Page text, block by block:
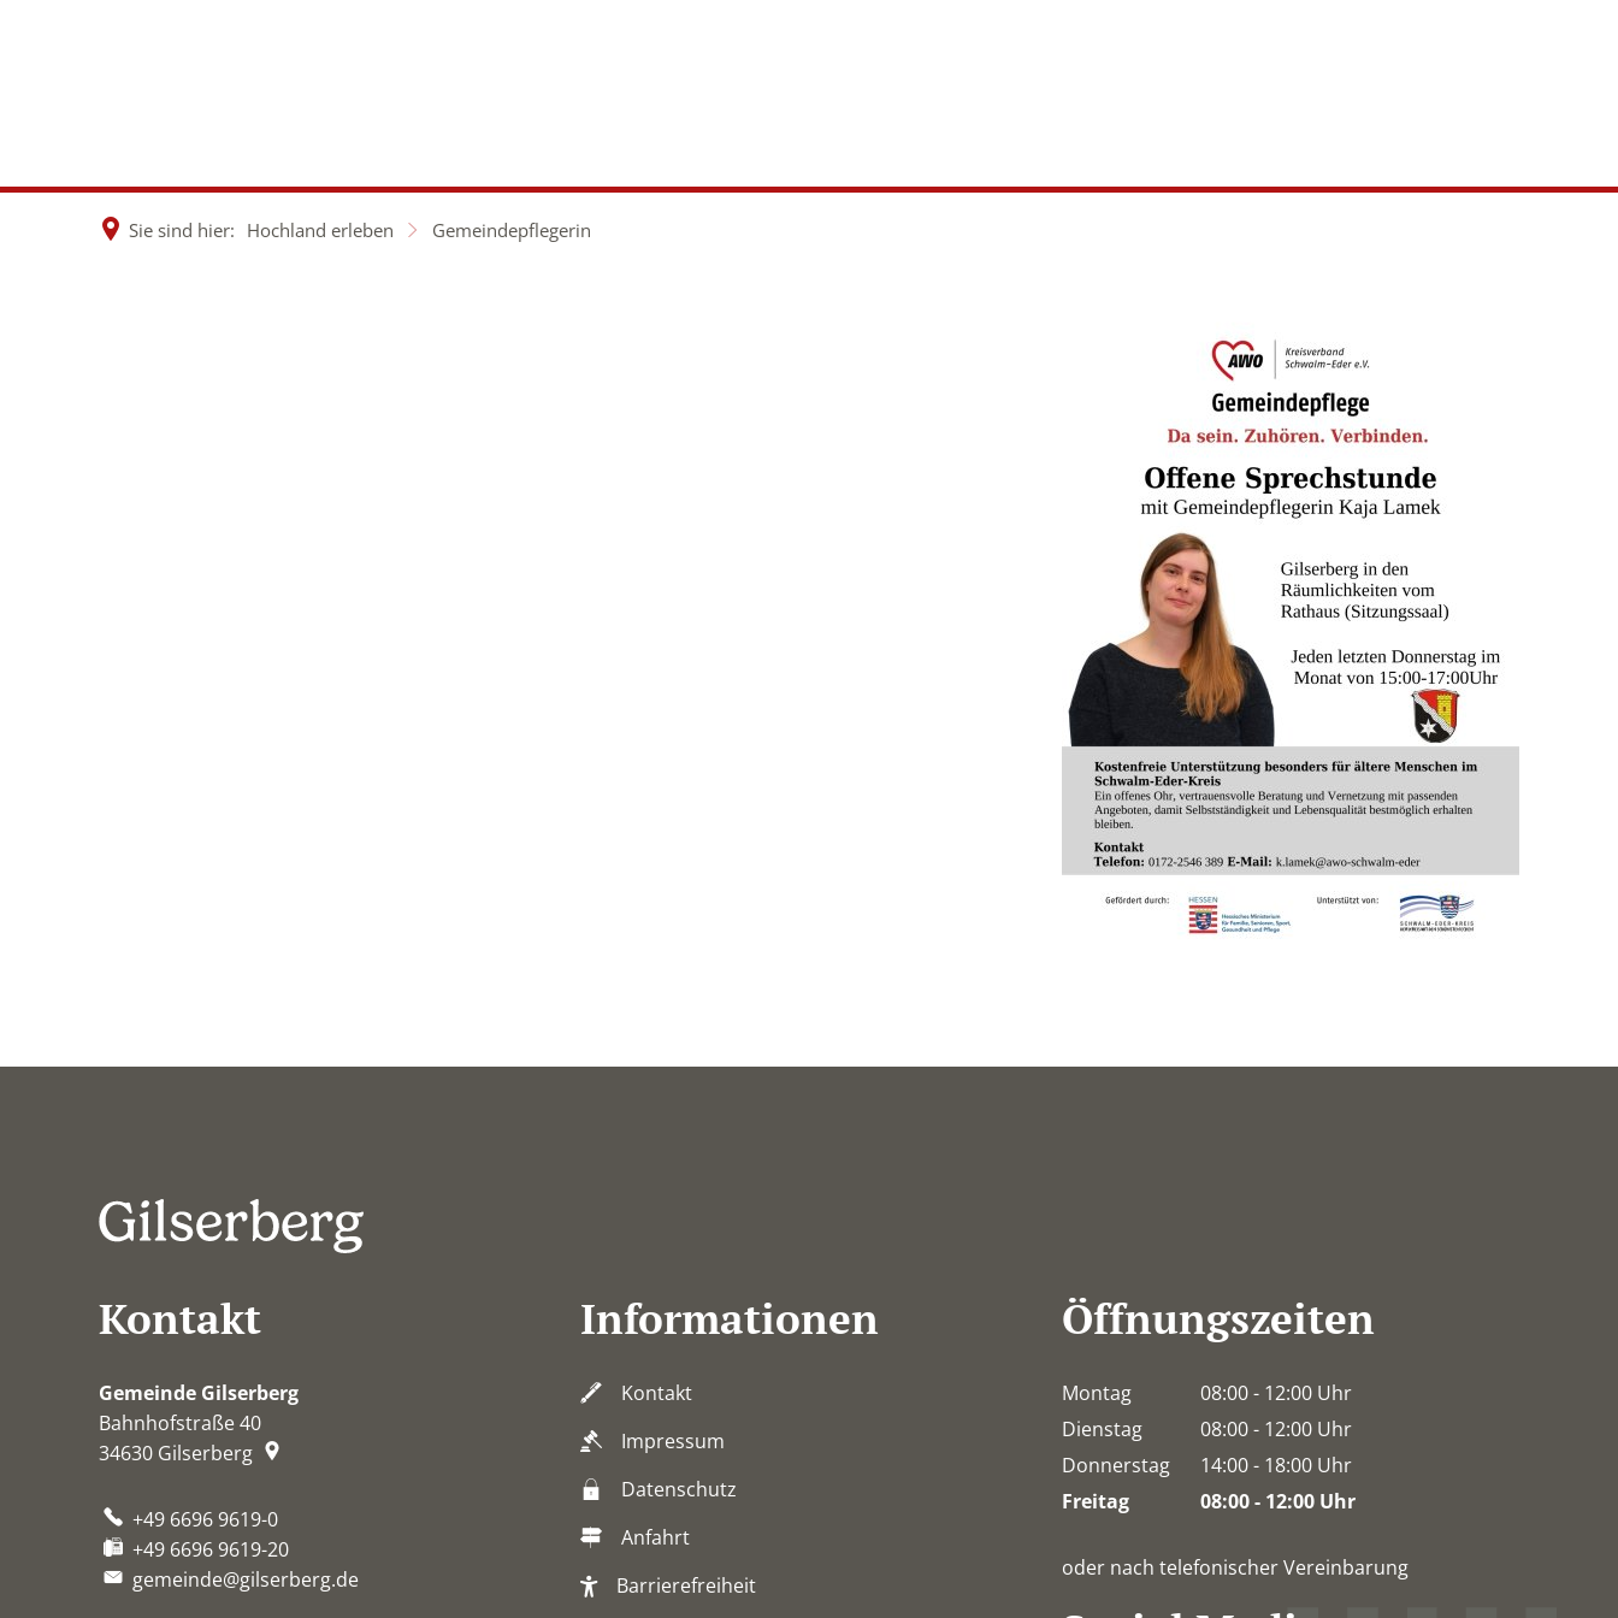
Sie sind hier: Hochland erleben Gemeindepflegerin
Kontakt
Gemeinde Gilserberg
Bahnhofstraße 40
34630 Gilserberg
+49 6696 9619-0
+49 6696 9619-20
gemeinde@gilserberg.de
Informationen
Kontakt
Impressum
Datenschutz
Anfahrt
Barrierefreiheit
Öffnungszeiten
Montag 08:00- 12:00 Uhr
Von 08:00 bis 12:00 Uhr
Dienstag 08:00- 12:00 Uhr
Von 08:00 bis 12:00 Uhr
Donnerstag 14:00- 18:00 Uhr
Von 14:00 bis 18:00 Uhr
Freitag 08:00- 12:00 Uhr
oder nach telefonischer Vereinbarung